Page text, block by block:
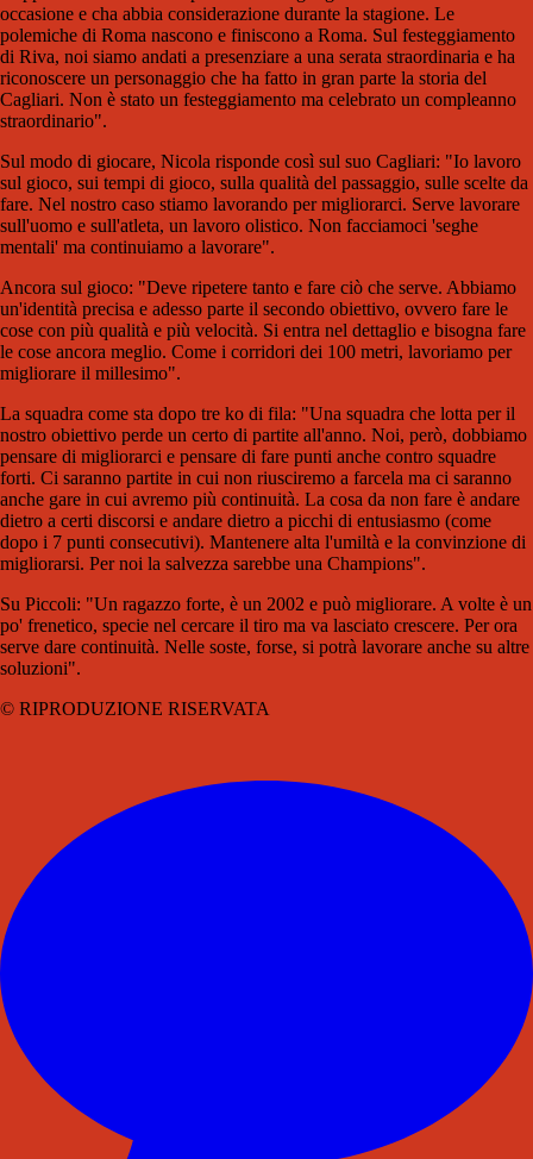
occasione e cha abbia considerazione durante la stagione. Le
polemiche di Roma nascono e finiscono a Roma. Sul festeggiamento
di Riva, noi siamo andati a presenziare a una serata straordinaria e ha
riconoscere un personaggio che ha fatto in gran parte la storia del
Cagliari. Non è stato un festeggiamento ma celebrato un compleanno
straordinario".
Sul modo di giocare, Nicola risponde così sul suo Cagliari: "Io lavoro
sul gioco, sui tempi di gioco, sulla qualità del passaggio, sulle scelte da
fare. Nel nostro caso stiamo lavorando per migliorarci. Serve lavorare
sull'uomo e sull'atleta, un lavoro olistico. Non facciamoci 'seghe
mentali' ma continuiamo a lavorare".
Ancora sul gioco: "Deve ripetere tanto e fare ciò che serve. Abbiamo
un'identità precisa e adesso parte il secondo obiettivo, ovvero fare le
cose con più qualità e più velocità. Si entra nel dettaglio e bisogna fare
le cose ancora meglio. Come i corridori dei 100 metri, lavoriamo per
migliorare il millesimo".
La squadra come sta dopo tre ko di fila: "Una squadra che lotta per il
nostro obiettivo perde un certo di partite all'anno. Noi, però, dobbiamo
pensare di migliorarci e pensare di fare punti anche contro squadre
forti. Ci saranno partite in cui non riusciremo a farcela ma ci saranno
anche gare in cui avremo più continuità. La cosa da non fare è andare
dietro a certi discorsi e andare dietro a picchi di entusiasmo (come
dopo i 7 punti consecutivi). Mantenere alta l'umiltà e la convinzione di
migliorarsi. Per noi la salvezza sarebbe una Champions".
Su Piccoli: "Un ragazzo forte, è un 2002 e può migliorare. A volte è un
po' frenetico, specie nel cercare il tiro ma va lasciato crescere. Per ora
serve dare continuità. Nelle soste, forse, si potrà lavorare anche su altre
soluzioni".
© RIPRODUZIONE RISERVATA